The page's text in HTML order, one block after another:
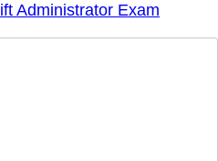
Administrator Exam